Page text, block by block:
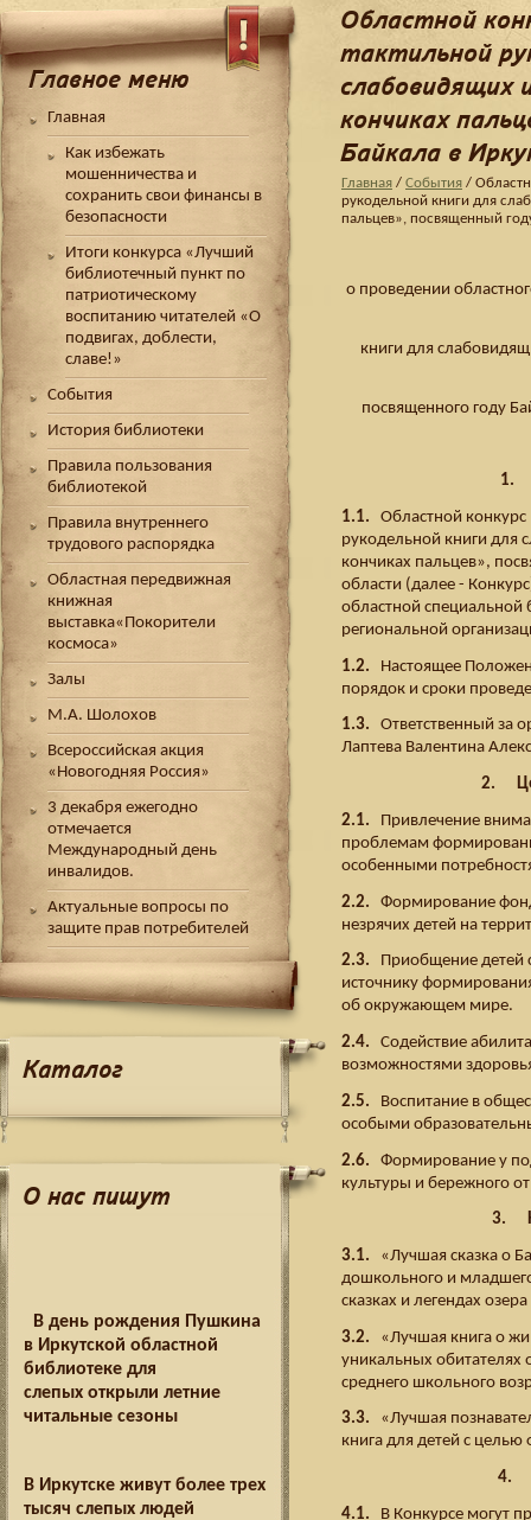
Главное меню
Главная
Как избежать
мошенничества и
сохранить свои финансы в
безопасности
Итоги конкурса «Лучший
библиотечный пункт по
патриотическому
воспитанию читателей «О
подвигах, доблести,
славе!»
События
История библиотеки
Правила пользования
библиотекой
Правила внутреннего
трудового распорядка
Областная передвижная
книжная
выставка«Покорители
космоса»
Залы
М.А. Шолохов
Всероссийская акция
«Новогодняя Россия»
3 декабря ежегодно
отмечается
Международный день
инвалидов.
Актуальные вопросы по
защите прав потребителей
Каталог
О нас пишут
В день рождения Пушкина
в Иркутской областной
библиотеке для
слепых открыли летние
читальные сезоны
В Иркутске живут более трех
тысяч слепых людей
Областной
тактильной
слабовидящих
кончиках
Байкала в
Главная / События /
рукодельной книги для
пальцев», посвященный
о проведении
книги для
посвященного году
1.
1.1. Областной конкурс
рукодельной книги для
кончиках пальцев»,
области (далее -
областной специальной
региональной
1.2. Настоящее
порядок и сроки
1.3. Ответственный за
Лаптева Валентина
2.
2.1. Привлечение
проблемам
особенными
2.2. Формирование
незрячих детей на
2.3. Приобщение детей
источнику
об окружающем мире.
2.4. Содействие
возможностями
2.5. Воспитание в
особыми
2.6. Формирование у
культуры и бережного
3.
3.1. «Лучшая сказка о
дошкольного и
сказках и легендах
3.2. «Лучшая книга о
уникальных
среднего школьного
3.3. «Лучшая
книга для детей с
4.
4.1. В Конкурсе могут